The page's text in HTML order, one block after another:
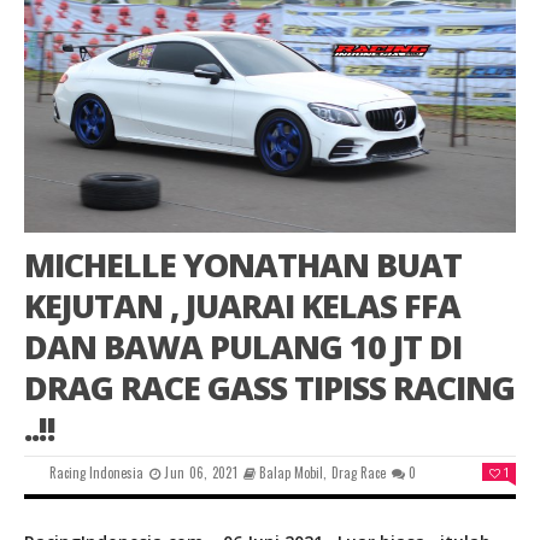
MICHELLE YONATHAN BUAT
KEJUTAN , JUARAI KELAS FFA
DAN BAWA PULANG 10 JT DI
DRAG RACE GASS TIPISS RACING
..!!
Racing Indonesia Jun 06, 2021 Balap Mobil, Drag Race 0 1